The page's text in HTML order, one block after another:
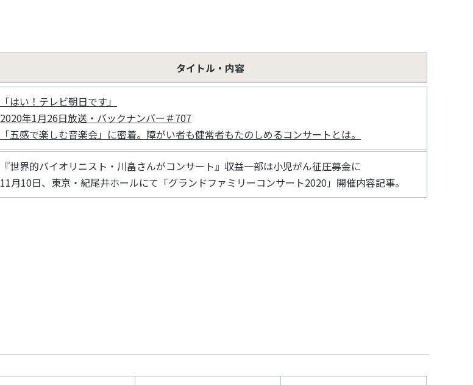
タイトル・内容
「はい！テレビ朝日です」
2020年1月26日放送・バックナンバー＃707
「五感で楽しむ音楽会」に密着。障がい者も健常者もたのしめるコンサートとは。
『世界的バイオリニスト・川畠さんがコンサート』収益一部は小児がん征圧募金に
11月10日、東京・紀尾井ホールにて「グランドファミリーコンサート2020」開催内容記事。